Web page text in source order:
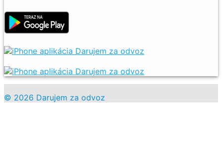
© 2026 Darujem za odvoz